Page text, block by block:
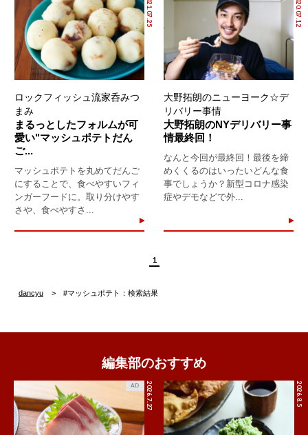
2021.07.25
ロックフィッシュ流家呑みつ
まみ
まるっとしたフォルムが可
愛い"マッシュポテトだん
ご...
マッシュポテトを丸めてだんご
にすることで、食べやすいフィ
ンガーフードに。取り分けやす
さや、食べやすさ...
2020.07.12
大野拓朗のニューヨーク☆デ
リバリー事情
大野拓朗のNYデリバリー事
情最終回！
なんと今回が最終回！最後を締
めくくるのはいったいどんな食
事でしょうか？新型コロナ感染
症やデモなどで外...
1
dancyu #マッシュポテト：検索結果
編集部のおすすめ
2026.7.27
AD 2026.8.5